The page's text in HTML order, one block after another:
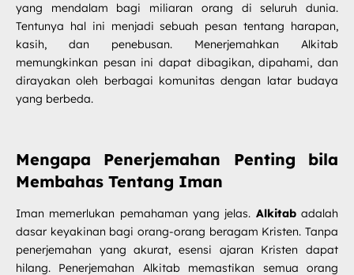
yang mendalam bagi miliaran orang di seluruh dunia.
Tentunya hal ini menjadi sebuah pesan tentang harapan,
kasih, dan penebusan. Menerjemahkan Alkitab
memungkinkan pesan ini dapat dibagikan, dipahami, dan
dirayakan oleh berbagai komunitas dengan latar budaya
yang berbeda.
Mengapa Penerjemahan Penting bila
Membahas Tentang Iman
Iman memerlukan pemahaman yang jelas. Alkitabadalah
dasar keyakinan bagi orang-orang beragam Kristen. Tanpa
penerjemahan yang akurat, esensi ajaran Kristen dapat
hilang. Penerjemahan Alkitab memastikan semua orang